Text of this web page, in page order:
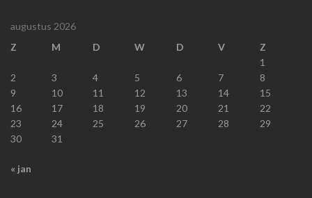
augustus 2026
Z
M D W D V
Z
1
2
3 4 5 6 7
8
9
10 11 12 13 14
15
16
17 18 19 20 21
22
23
24 25 26 27 28
29
30
31
« jan